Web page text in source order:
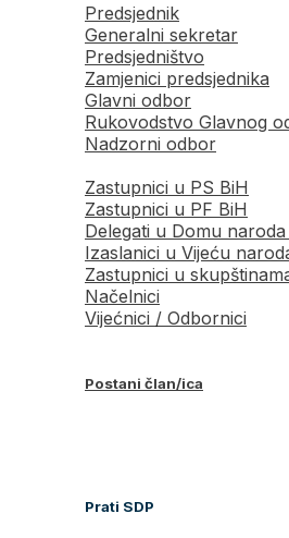
Predsjednik
Generalni sekretar
Predsjedništvo
Zamjenici predsjednika
Glavni odbor
Rukovodstvo Glavnog
Nadzorni odbor
Zastupnici u PS BiH
Zastupnici u PF BiH
Delegati u Domu naroda
Izaslanici u Vijeću
Zastupnici u
Načelnici
Vijećnici / Odbornici
Postani član/ica
Prati SDP